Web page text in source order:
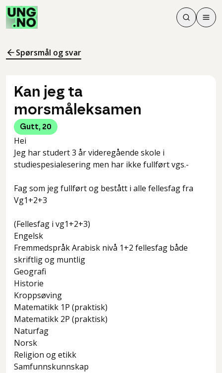
Søk
Søk
Meny
Spørsmål og svar
Kan jeg ta
morsmåleksamen
Gutt, 20
Hei
Jeg har studert 3 år videregående skole i
studiespesialesering men har ikke fullført vgs.-
Fag som jeg fullført og bestått i alle fellesfag fra
Vg1+2+3
(Fellesfag i vg1+2+3)
Engelsk
Fremmedspråk Arabisk nivå 1+2 fellesfag både
skriftlig og muntlig
Geografi
Historie
Kroppsøving
Matematikk 1P (praktisk)
Matematikk 2P (praktisk)
Naturfag
Norsk
Religion og etikk
Samfunnskunnskap